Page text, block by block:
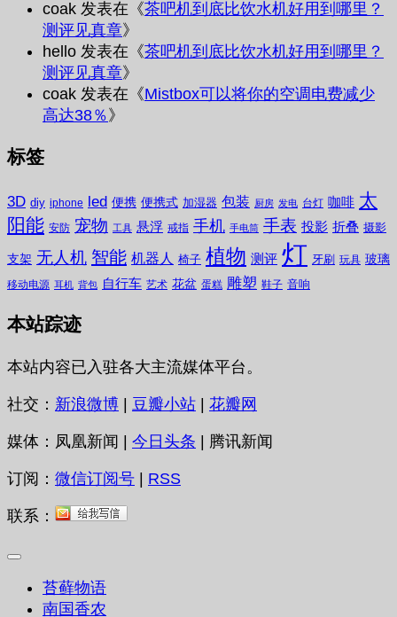
coak 发表在《茶吧机到底比饮水机好用到哪里？
测评见真章》
hello 发表在《茶吧机到底比饮水机好用到哪里？
测评见真章》
coak 发表在《Mistbox可以将你的空调电费减少
高达38％ 》
标签
3D diy iphone led 便携 便携式 加湿器 包装 厨房 发电 台灯 咖啡 太
阳能 安防 宠物 工具 悬浮 戒指 手机 手电筒 手表 投影 折叠 摄影
支架 无人机 智能 机器人 椅子 植物 测评 灯 牙刷 玩具 玻璃
移动电源 耳机 背包 自行车 艺术 花盆 蛋糕 雕塑 鞋子 音响
本站踪迹
本站内容已入驻各大主流媒体平台。
社交： 新浪微博 | 豆瓣小站 | 花瓣网
媒体：凤凰新闻 | 今日头条 | 腾讯新闻
订阅： 微信订阅号 | RSS
联系：
苔藓物语
南国香农